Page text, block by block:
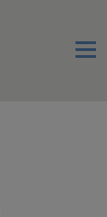
Menu